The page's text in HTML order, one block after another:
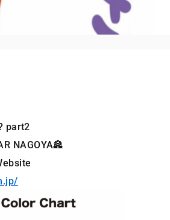
part2
NAGOYA🏯